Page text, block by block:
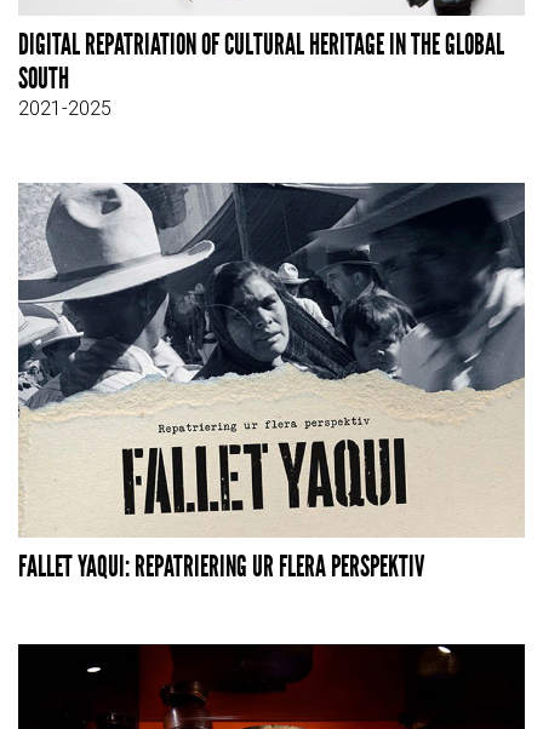
DIGITAL REPATRIATION OF CULTURAL HERITAGE IN THE GLOBAL
SOUTH
2021-2025
FALLET YAQUI: REPATRIERING UR FLERA PERSPEKTIV